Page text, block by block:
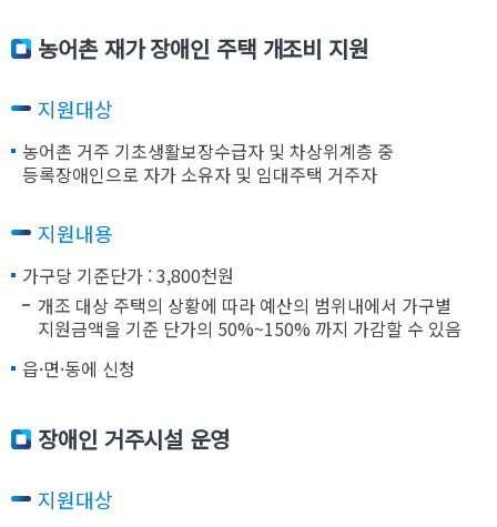
농어촌 재가 장애인 주택 개조비 지원
지원대상
농어촌 거주 기초생활보장수급자 및 차상위계층 중
등록장애인으로 자가 소유자 및 임대주택 거주자
지원내용
가구당 기준단가 : 3,800천원
개조 대상 주택의 상황에 따라 예산의 범위내에서 가구별
지원금액을 기준 단가의 50%~150% 까지 가감할 수 있음
읍·면·동에 신청
장애인 거주시설 운영
지원대상